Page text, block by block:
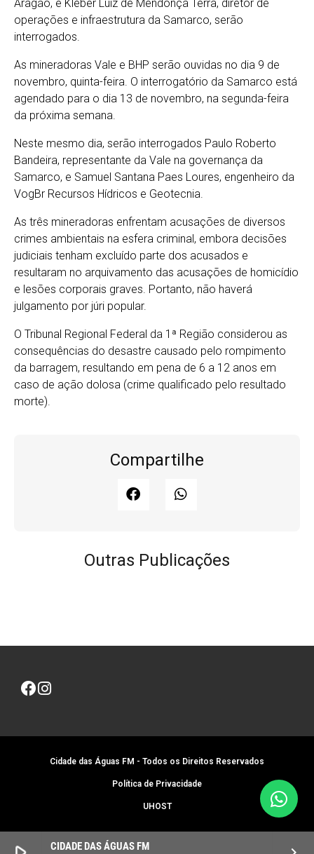
CIDADE DAS ÁGUAS FM
Aragão, e Kléber Luiz de Mendonça Terra, diretor de
operações e infraestrutura da Samarco, serão
interrogados.
As mineradoras Vale e BHP serão ouvidas no dia 9 de
novembro, quinta-feira. O interrogatório da Samarco está
agendado para o dia 13 de novembro, na segunda-feira
da próxima semana.
Neste mesmo dia, serão interrogados Paulo Roberto
Bandeira, representante da Vale na governança da
Samarco, e Samuel Santana Paes Loures, engenheiro da
VogBr Recursos Hídricos e Geotecnia.
As três mineradoras enfrentam acusações de diversos
crimes ambientais na esfera criminal, embora decisões
judiciais tenham excluído parte dos acusados e
resultaram no arquivamento das acusações de homicídio
e lesões corporais graves. Portanto, não haverá
julgamento por júri popular.
O Tribunal Regional Federal da 1ª Região considerou as
consequências do desastre causado pelo rompimento
da barragem, resultando em pena de 6 a 12 anos em
caso de ação dolosa (crime qualificado pelo resultado
morte).
Compartilhe
Outras Publicações
Cidade das Águas FM - Todos os Direitos Reservados
Política de Privacidade
UHOST